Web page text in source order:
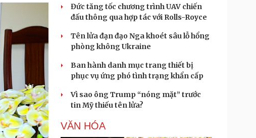
Đức tăng tốc chương trình UAV chiến
đấu thông qua hợp tác với Rolls-Royce
Tên lửa đạn đạo Nga khoét sâu lỗ hổng
phòng không Ukraine
Ban hành danh mục trang thiết bị
phục vụ ứng phó tình trạng khẩn cấp
Vì sao ông Trump “nóng mặt” trước
tin Mỹ thiếu tên lửa?
VĂN HÓA